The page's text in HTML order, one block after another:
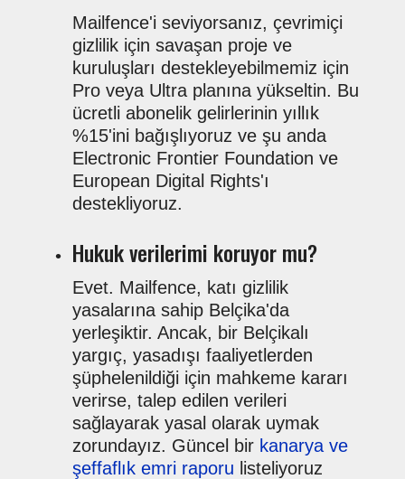
Mailfence'i seviyorsanız, çevrimiçi
gizlilik için savaşan proje ve
kuruluşları destekleyebilmemiz için
Pro veya Ultra planına yükseltin. Bu
ücretli abonelik gelirlerinin yıllık
%15'ini bağışlıyoruz ve şu anda
Electronic Frontier Foundation ve
European Digital Rights'ı
destekliyoruz.
Hukuk verilerimi koruyor mu?
Evet. Mailfence, katı gizlilik
yasalarına sahip Belçika'da
yerleşiktir. Ancak, bir Belçikalı
yargıç, yasadışı faaliyetlerden
şüphelenildiği için mahkeme kararı
verirse, talep edilen verileri
sağlayarak yasal olarak uymak
zorundayız. Güncel bir kanarya ve
şeffaflık emri raporu listeliyoruz